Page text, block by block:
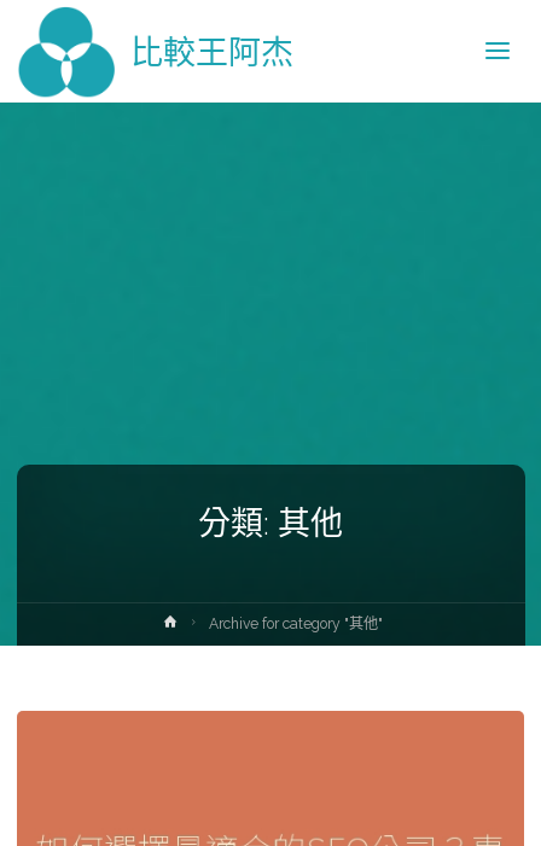
比較王阿杰
分類: 其他
HomeArchive for category "其他"